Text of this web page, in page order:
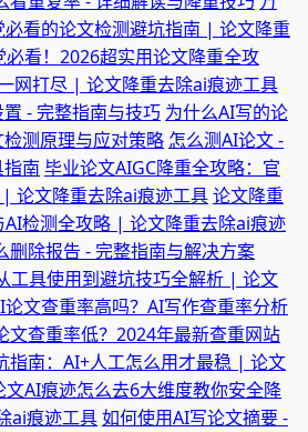
看的论文检测避坑指南 | 论文降重
必看！2026超实用论文降重全攻
网打尽 | 论文降重去除ai痕迹工具
- 完整指南与技巧 为什么AI写的论
测原理与应对策略 怎么测AI论文 -
南 毕业论文AIGC降重全攻略：官
论文降重去除ai痕迹工具论文降重
检测全攻略 | 论文降重去除ai痕迹
删除报告 - 完整指南与解决方案
工具使用到避坑技巧全解析 | 论文
论文查重率高吗？AI写作查重率分析
文查重率低？2024年最新查重网站
指南：AI+人工怎么用才最稳 | 论文
文AI痕迹怎么去6大维度教你安全降
ai痕迹工具如何使用AI写论文摘要 -